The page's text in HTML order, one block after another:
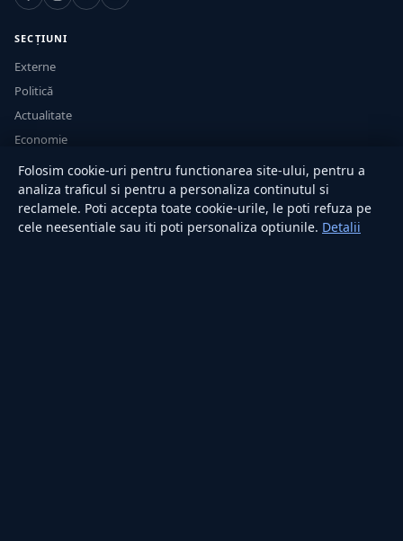
SECȚIUNI
Externe
Politică
Actualitate
Economie
Sănătate
Utile
RUBRICI
Folosim cookie-uri pentru functionarea site-ului, pentru a
analiza traficul si pentru a personaliza continutul si
reclamele. Poti accepta toate cookie-urile, le poti refuza pe
cele neesentiale sau iti poti personaliza optiunile. Detalii